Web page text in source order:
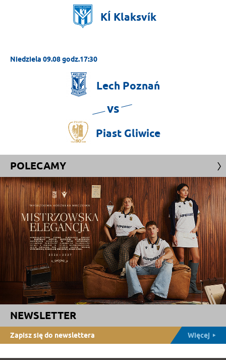
KÍ Klaksvík
Niedziela 09.08 godz.17:30
Lech Poznań
vs
Piast Gliwice
POLECAMY
NEWSLETTER
Zapisz się do newslettera Więcej